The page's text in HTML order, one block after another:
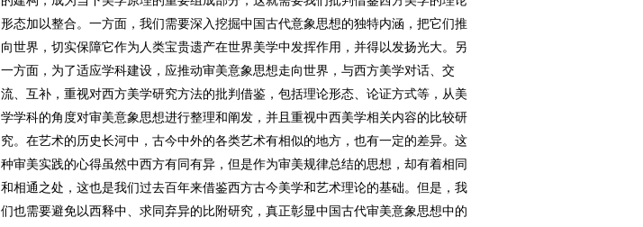
形态加以整合。一方面，我们需要深入挖掘中国古代意象思想的独特内涵，把它们推
向世界，切实保障它作为人类宝贵遗产在世界美学中发挥作用，并得以发扬光大。另
一方面，为了适应学科建设，应推动审美意象思想走向世界，与西方美学对话、交
流、互补，重视对西方美学研究方法的批判借鉴，包括理论形态、论证方式等，从美
学学科的角度对审美意象思想进行整理和阐发，并且重视中西美学相关内容的比较研
究。在艺术的历史长河中，古今中外的各类艺术有相似的地方，也有一定的差异。这
种审美实践的心得虽然中西方有同有异，但是作为审美规律总结的思想，却有着相同
和相通之处，这也是我们过去百年来借鉴西方古今美学和艺术理论的基础。但是，我
们也需要避免以西释中、求同弃异的比附研究，真正彰显中国古代审美意象思想中的